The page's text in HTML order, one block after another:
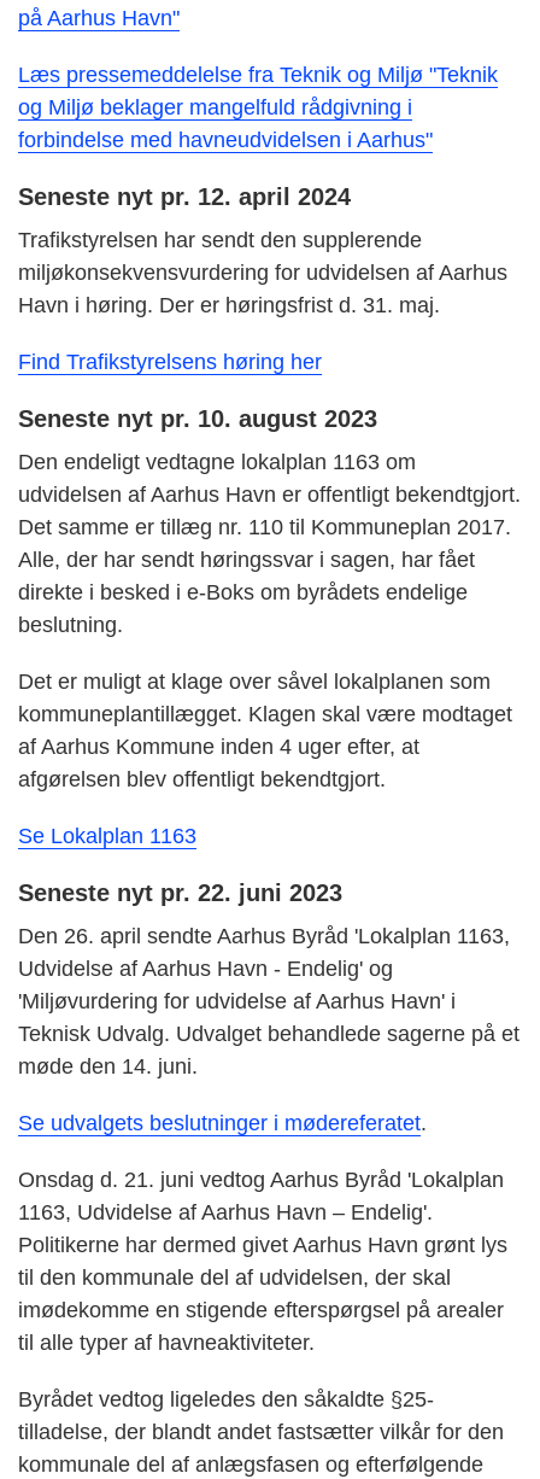
på Aarhus Havn"
Læs pressemeddelelse fra Teknik og Miljø "Teknik
og Miljø beklager mangelfuld rådgivning i
forbindelse med havneudvidelsen i Aarhus"
Seneste nyt pr. 12. april 2024
Trafikstyrelsen har sendt den supplerende
miljøkonsekvensvurdering for udvidelsen af Aarhus
Havn i høring. Der er høringsfrist d. 31. maj.
Find Trafikstyrelsens høring her
Seneste nyt pr. 10. august 2023
Den endeligt vedtagne lokalplan 1163 om
udvidelsen af Aarhus Havn er offentligt bekendtgjort.
Det samme er tillæg nr. 110 til Kommuneplan 2017.
Alle, der har sendt høringssvar i sagen, har fået
direkte i besked i e-Boks om byrådets endelige
beslutning.
Det er muligt at klage over såvel lokalplanen som
kommuneplantillægget. Klagen skal være modtaget
af Aarhus Kommune inden 4 uger efter, at
afgørelsen blev offentligt bekendtgjort.
Se Lokalplan 1163
Seneste nyt pr. 22. juni 2023
Den 26. april sendte Aarhus Byråd 'Lokalplan 1163,
Udvidelse af Aarhus Havn - Endelig' og
'Miljøvurdering for udvidelse af Aarhus Havn' i
Teknisk Udvalg. Udvalget behandlede sagerne på et
møde den 14. juni.
Se udvalgets beslutninger i mødereferatet.
Onsdag d. 21. juni vedtog Aarhus Byråd 'Lokalplan
1163, Udvidelse af Aarhus Havn – Endelig'.
Politikerne har dermed givet Aarhus Havn grønt lys
til den kommunale del af udvidelsen, der skal
imødekomme en stigende efterspørgsel på arealer
til alle typer af havneaktiviteter.
Byrådet vedtog ligeledes den såkaldte §25-
tilladelse, der blandt andet fastsætter vilkår for den
kommunale del af anlægsfasen og efterfølgende